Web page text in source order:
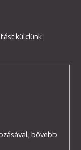
küldünk
bővebb